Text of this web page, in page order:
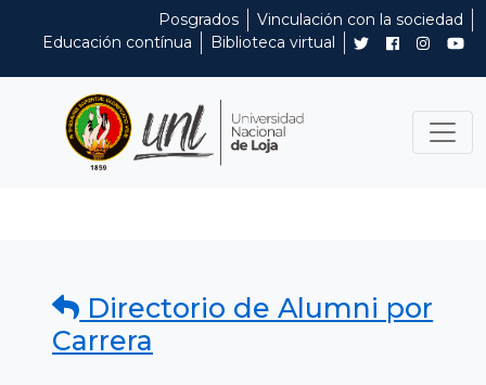
Posgrados
Vinculación con la sociedad
Educación contínua
Biblioteca virtual
Directorio de Alumni por
Carrera